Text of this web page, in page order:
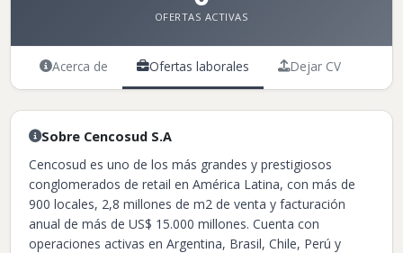
OFERTAS ACTIVAS
Acerca de Ofertas laborales Dejar CV
Sobre Cencosud S.A
Cencosud es uno de los más grandes y prestigiosos
conglomerados de retail en América Latina, con más de
900 locales, 2,8 millones de m2 de venta y facturación
anual de más de US$ 15.000 millones. Cuenta con
operaciones activas en Argentina, Brasil, Chile, Perú y